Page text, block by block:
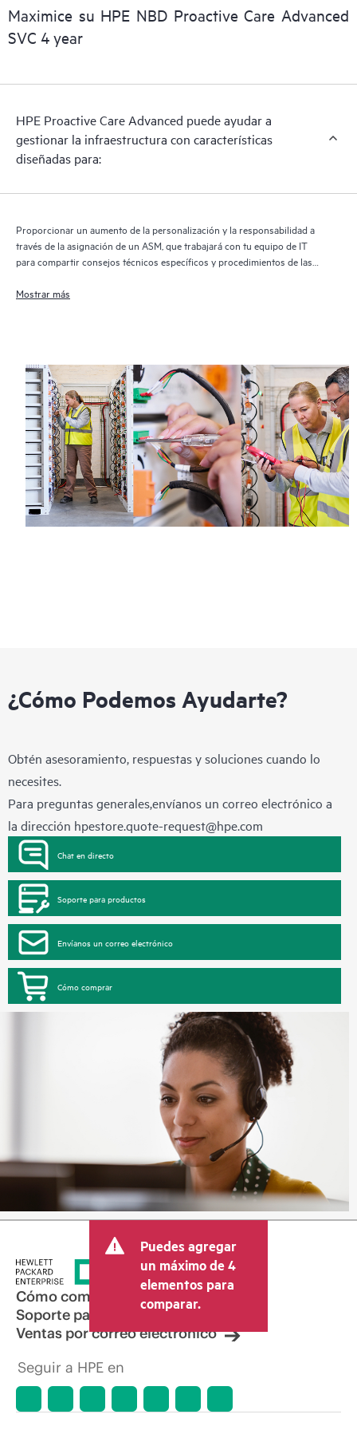
permite una prestación más rápida de los servicios y el soporte.
La ejecución de la versión actual de tecnología de soporte
remoto se requiere para recibir de forma completa todos los
Maximice su HPE NBD Proactive Care Advanced
SVC 4 year
HPE Proactive Care Advanced puede ayudar a
gestionar la infraestructura con características
diseñadas para:
Proporcionar un aumento de la personalización y la responsabilidad a
través de la asignación de un ASM, que trabajará con tu equipo de IT
para compartir consejos técnicos específicos y procedimientos de las
proyectos y necesidades de IT
Mostrar más
¿Cómo Podemos Ayudarte?
Obtén asesoramiento, respuestas y soluciones cuando lo
necesites.
Para preguntas generales,envíanos un correo electrónico a
la dirección hpestore.quote-request@hpe.com
Chat en directo
Soporte para productos
Envíanos un correo electrónico
Cómo comprar
Puedes agregar
un máximo de 4
elementos para
comparar.
Cómo comprar
Soporte para productos
Ventas por correo electrónico
Seguir a HPE en